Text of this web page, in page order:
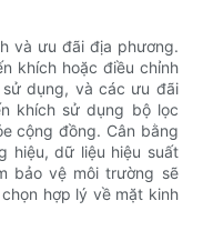
và ưu đãi địa phương.
khích hoặc điều chỉnh
dụng, và các ưu đãi
khích sử dụng bộ lọc
cộng đồng. Cân bằng
hiệu, dữ liệu hiệu suất
bảo vệ môi trường sẽ
hợp lý về mặt kinh